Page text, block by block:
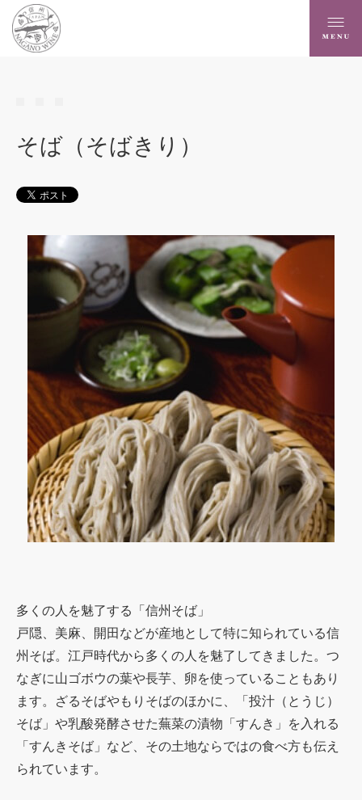
そば（そばきり）
多くの人を魅了する「信州そば」
戸隠、美麻、開田などが産地として特に知られている信
州そば。江戸時代から多くの人を魅了してきました。つ
なぎに山ゴボウの葉や長芋、卵を使っていることもあり
ます。ざるそばやもりそばのほかに、「投汁（とうじ）
そば」や乳酸発酵させた蕪菜の漬物「すんき」を入れる
「すんきそば」など、その土地ならではの食べ方も伝え
られています。